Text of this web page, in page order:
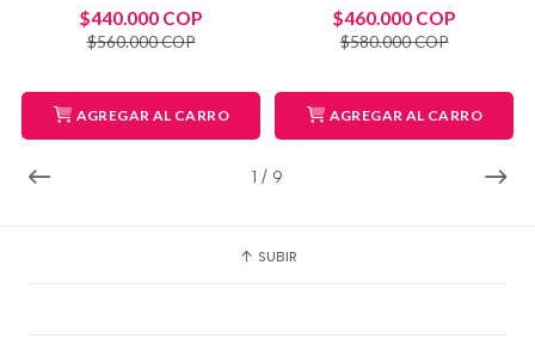
1 / 9
$440.000 COP
$560.000 COP
AGREGAR AL CARRO
$460.000 COP
$580.000 COP
AGREGAR AL CARRO
SUBIR